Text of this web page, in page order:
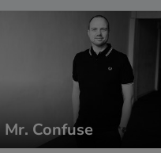
Mr. Confuse